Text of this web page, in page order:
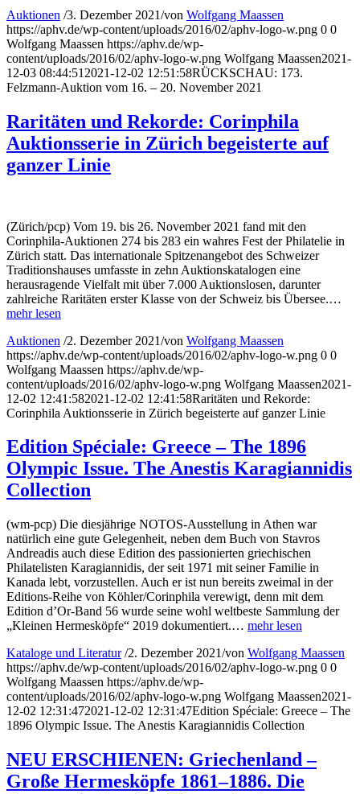
Auktionen /3. Dezember 2021/von Wolfgang Maassen
https://aphv.de/wp-content/uploads/2016/02/aphv-logo-w.png 0 0
Wolfgang Maassen https://aphv.de/wp-
content/uploads/2016/02/aphv-logo-w.png Wolfgang Maassen2021-
12-03 08:44:51 2021-12-02 12:51:58RÜCKSCHAU: 173.
Felzmann-Auktion vom 16. – 20. November 2021
Raritäten und Rekorde: Corinphila
Auktionsserie in Zürich begeisterte auf
ganzer Linie
(Zürich/pcp) Vom 19. bis 26. November 2021 fand mit den
Corinphila-Auktionen 274 bis 283 ein wahres Fest der Philatelie in
Zürich statt. Das internationale Spitzenangebot des Schweizer
Traditionshauses umfasste in zehn Auktionskatalogen eine
herausragende Vielfalt mit über 7.000 Auktionslosen, darunter
zahlreiche Raritäten erster Klasse von der Schweiz bis Übersee.…
mehr lesen
Auktionen /2. Dezember 2021/von Wolfgang Maassen
https://aphv.de/wp-content/uploads/2016/02/aphv-logo-w.png 0 0
Wolfgang Maassen https://aphv.de/wp-
content/uploads/2016/02/aphv-logo-w.png Wolfgang Maassen2021-
12-02 12:41:582021-12-02 12:41:58Raritäten und Rekorde:
Corinphila Auktionsserie in Zürich begeisterte auf ganzer Linie
Edition Spéciale: Greece – The 1896
Olympic Issue. The Anestis Karagiannidis
Collection
(wm-pcp) Die diesjährige NOTOS-Ausstellung in Athen war
natürlich eine gute Gelegenheit, neben dem Buch von Stavros
Andreadis auch diese Edition des passionierten griechischen
Philatelisten Karagiannidis, der seit 1971 mit seiner Familie in
Kanada lebt, vorzustellen. Auch er ist nun bereits zweimal in der
Editions-Reihe von Köhler/Corinphila verewigt, denn mit dem
Edition d’Or-Band 56 wurde seine wohl weltbeste Sammlung der
„Kleinen Hermesköpfe“ 2019 dokumentiert.… mehr lesen
Kataloge und Literatur /2. Dezember 2021/von Wolfgang Maassen
https://aphv.de/wp-content/uploads/2016/02/aphv-logo-w.png 0 0
Wolfgang Maassen https://aphv.de/wp-
content/uploads/2016/02/aphv-logo-w.png Wolfgang Maassen2021-
12-02 12:31:472021-12-02 12:31:47Edition Spéciale: Greece – The
1896 Olympic Issue. The Anestis Karagiannidis Collection
NEU ERSCHIENEN: Griechenland –
Große Hermesköpfe 1861–1886. Die